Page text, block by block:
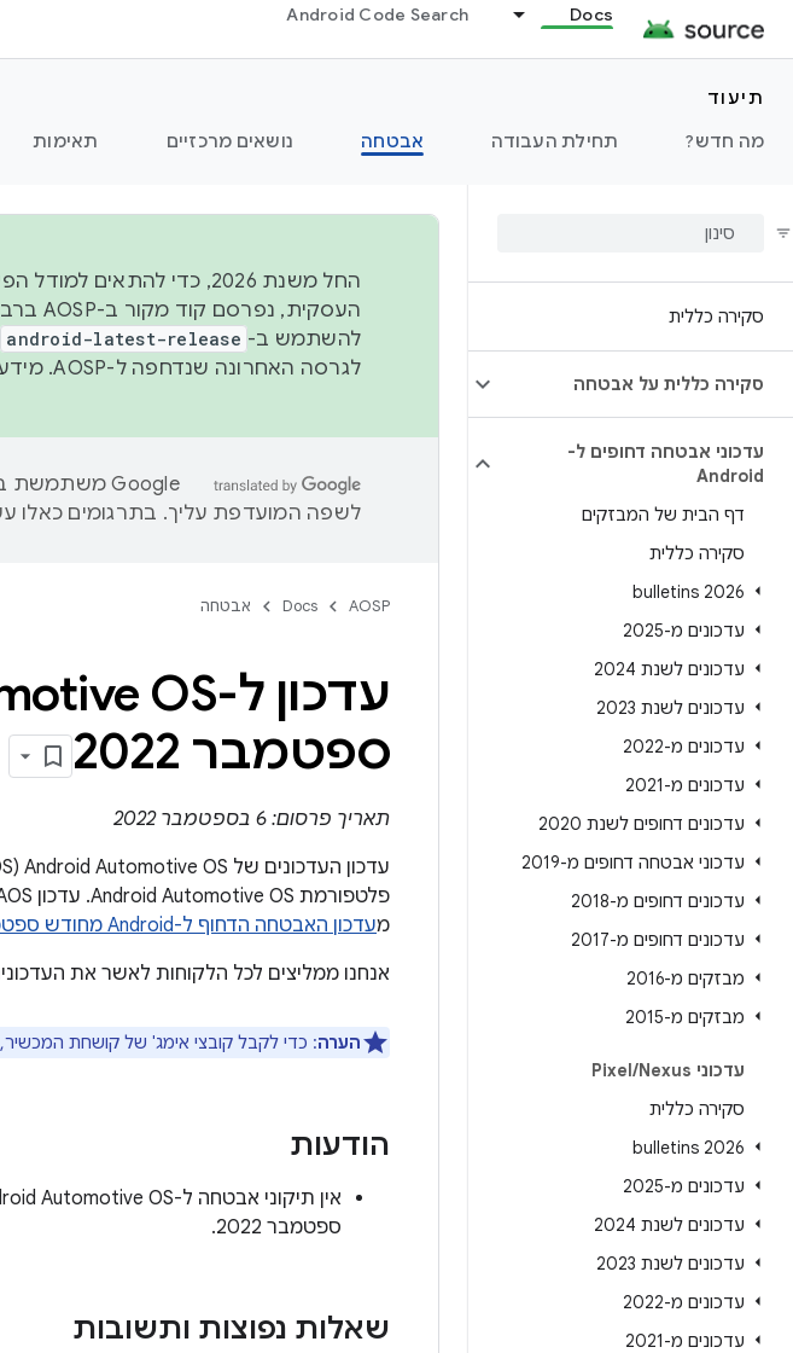
Docs
Android Code Search
תיעוד
מה חדש?
תחילת העבודה אבטחה נושאים מרכזיים תאימות
סקירה כללית
סקירה כללית על אבטחה
עדכוני אבטחה דחופים ל-
Android
דף הבית של המבזקים
סקירה כללית
2026 bulletins
עדכונים מ-2025
עדכונים לשנת 2024
עדכונים לשנת 2023
עדכונים מ-2022
עדכונים מ-2021
עדכונים דחופים לשנת 2020
עדכוני אבטחה דחופים מ-2019
עדכונים דחופים מ-2018
עדכונים דחופים מ-2017
מבזקים מ-2016
מבזקים מ-2015
עדכוני Pixel /Nexus
סקירה כללית
2026 bulletins
עדכונים מ-2025
עדכונים לשנת 2024
עדכונים לשנת 2023
עדכונים מ-2022
עדכונים מ-2021
החל משנת 2026, כדי
להשתמש ב- android-latest-release
לגרסה האחרונה שנדחפה ל-AOSP. מידע נוסף זמין במאמר
לשפה המועדפת עליך. בתרגומים כאלו
AOSP
Docs אבטחה
ספטמבר 2022
תאריך פרסום: 6 בספטמבר 2022
מעדכון האבטחה הדחוף ל-Android מחודש ספטמבר 2022
אנחנו ממליצים לכל הלקוחות לאשר את
הערה: כדי לקבל קובצי אימג' של קושחת
הודעות
ספטמבר 2022.
שאלות נפוצות ותשובות